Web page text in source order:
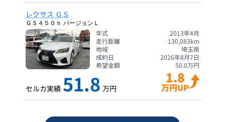
レクサス ＧＳ
ＧＳ４５０ｈ バージョンＬ
年式
2013年4月
走行距離
130,083km
地域
埼玉県
成約日
2026年8月7日
希望金額
50.0万円
セルカ実績 51.8 万円
1.8
万円UP